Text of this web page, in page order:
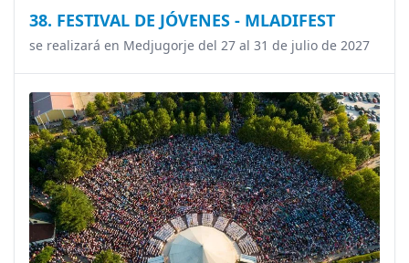
38. FESTIVAL DE JÓVENES - MLADIFEST
se realizará en Medjugorje del 27 al 31 de julio de 2027